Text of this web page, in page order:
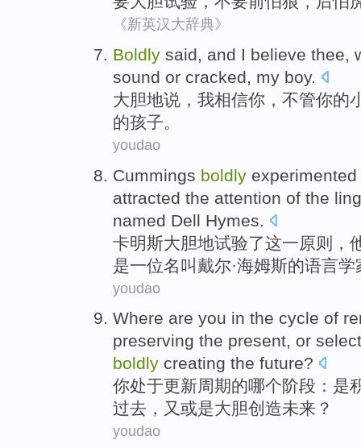
《新英汉大辞典》
Boldly said, and I believe thee,
sound or cracked, my boy.
大胆地说 ， 我相信你 ， 不管你的
的孩子。
youdao
Cummings boldly experimented
attracted the attention of the
named Dell Hymes
卡明斯大胆地试验了这一原则 ，
是一位名叫戴尔·海姆斯的语言学
youdao
Where are you in the cycle of
preserving the present, or
boldly creating the future?
你处于更新周期的哪个阶段： 是
过去 ，又 或是大胆创造未来 ？
youdao